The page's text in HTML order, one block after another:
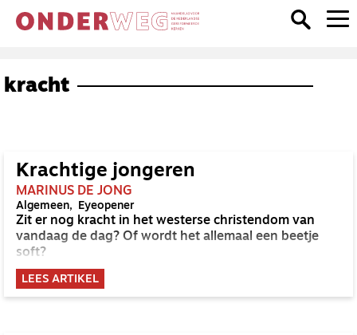
kracht
Krachtige jongeren
MARINUS DE JONG
Algemeen Eyeopener
Zit er nog kracht in het westerse christendom van
vandaag de dag? Of wordt het allemaal een beetje
soft?
LEES ARTIKEL